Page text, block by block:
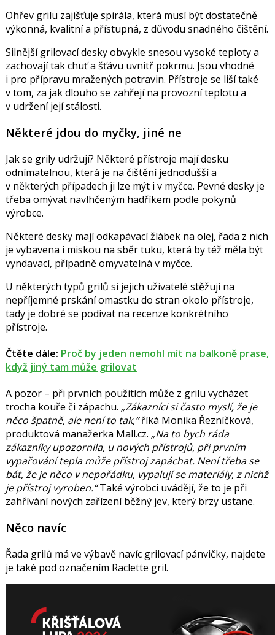
Ohřev grilu zajišťuje spirála, která musí být dostatečně
výkonná, kvalitní a přístupná, z důvodu snadného čištění.
Silnější grilovací desky obvykle snesou vysoké teploty a
zachovají tak chuť a šťávu uvnitř pokrmu. Jsou vhodné
i pro přípravu mražených potravin. Přístroje se liší také
v tom, za jak dlouho se zahřejí na provozní teplotu a
v udržení její stálosti.
Některé jdou do myčky, jiné ne
Jak se grily udržují? Některé přístroje mají desku
odnímatelnou, která je na čištění jednodušší a
v některých případech ji lze mýt i v myčce. Pevné desky je
třeba omývat navlhčeným hadříkem podle pokynů
výrobce.
Některé desky mají odkapávací žlábek na olej, řada z nich
je vybavena i miskou na sběr tuku, která by též měla být
vyndavací, případně omyvatelná v myčce.
U některých typů grilů si jejich uživatelé stěžují na
nepříjemné prskání omastku do stran okolo přístroje,
tady je dobré se podívat na recenze konkrétního
přístroje.
Čtěte dále: Proč by jeden nemohl mít na balkoně prase,
když jiný tam může grilovat
A pozor – při prvních použitích může z grilu vycházet
trocha kouře či zápachu. „Zákazníci si často myslí, že je
něco špatně, ale není to tak,“říká Monika Řezníčková,
produktová manažerka Mall.cz. „Na to bych ráda
zákazníky upozornila, u nových přístrojů, při prvním
vypařování tepla může přístroj zapáchat. Není třeba se
bát, že je něco v nepořádku, vypalují se materiály, z nichž
je přístroj vyroben.“Také výrobci uvádějí, že to je při
zahřívání nových zařízení běžný jev, který brzy ustane.
Něco navíc
Řada grilů má ve výbavě navíc grilovací pánvičky, najdete
je také pod označením Raclette gril.